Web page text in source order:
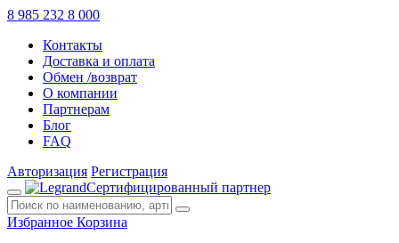
8 985 232 8 000
Контакты
Доставка и оплата
Обмен /возврат
О компании
Партнерам
Блог
FAQ
Авторизация Регистрация
Сертифицированный партнер
Избранное Корзина